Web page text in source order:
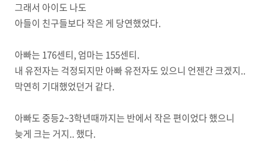
그래서 아이도 나도
아들이 친구들보다 작은 게 당연했었다.
아빠는 176센티, 엄마는 155센티.
내 유전자는 걱정되지만 아빠 유전자도 있으니 언젠간 크겠지..
막연히 기대했었던거 같다.
아빠도 중등2~3학년때까지는 반에서 작은 편이었다 했으니
늦게 크는 거지.. 했다.